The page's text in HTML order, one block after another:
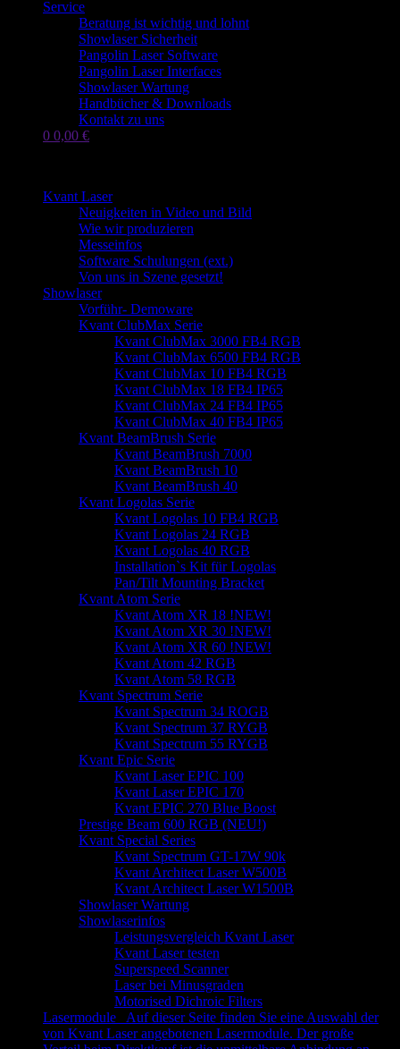
Service
Beratung ist wichtig und lohnt
Showlaser Sicherheit
Pangolin Laser Software
Pangolin Laser Interfaces
Showlaser Wartung
Handbücher & Downloads
Kontakt zu uns
0 0,00 €
Kvant Laser
Neuigkeiten in Video und Bild
Wie wir produzieren
Messeinfos
Software Schulungen (ext.)
Von uns in Szene gesetzt!
Showlaser
Vorführ- Demoware
Kvant ClubMax Serie
Kvant ClubMax 3000 FB4 RGB
Kvant ClubMax 6500 FB4 RGB
Kvant ClubMax 10 FB4 RGB
Kvant ClubMax 18 FB4 IP65
Kvant ClubMax 24 FB4 IP65
Kvant ClubMax 40 FB4 IP65
Kvant BeamBrush Serie
Kvant BeamBrush 7000
Kvant BeamBrush 10
Kvant BeamBrush 40
Kvant Logolas Serie
Kvant Logolas 10 FB4 RGB
Kvant Logolas 24 RGB
Kvant Logolas 40 RGB
Installation`s Kit für Logolas
Pan/Tilt Mounting Bracket
Kvant Atom Serie
Kvant Atom XR 18 !NEW!
Kvant Atom XR 30 !NEW!
Kvant Atom XR 60 !NEW!
Kvant Atom 42 RGB
Kvant Atom 58 RGB
Kvant Spectrum Serie
Kvant Spectrum 34 ROGB
Kvant Spectrum 37 RYGB
Kvant Spectrum 55 RYGB
Kvant Epic Serie
Kvant Laser EPIC 100
Kvant Laser EPIC 170
Kvant EPIC 270 Blue Boost
Prestige Beam 600 RGB (NEU!)
Kvant Special Series
Kvant Spectrum GT-17W 90k
Kvant Architect Laser W500B
Kvant Architect Laser W1500B
Showlaser Wartung
Showlaserinfos
Leistungsvergleich Kvant Laser
Kvant Laser testen
Superspeed Scanner
Laser bei Minusgraden
Motorised Dichroic Filters
Lasermodule
Auf dieser Seite finden Sie eine Auswahl der
von Kvant Laser angebotenen Lasermodule. Der große